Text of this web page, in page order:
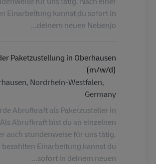
Einarbeitung kannst du sofort in
deinem neuen Nebenjo...
Paketzustellung in Oberhausen
(m/w/d)
الموقع
Nordrhein-Westfalen,
Germany
Abrufkraft als Paketzusteller in
Abrufkraft bist du an einzelnen
auch stundenweise für uns tätig.
bezahlten Einarbeitung kannst du
sofort in deinem neuen...